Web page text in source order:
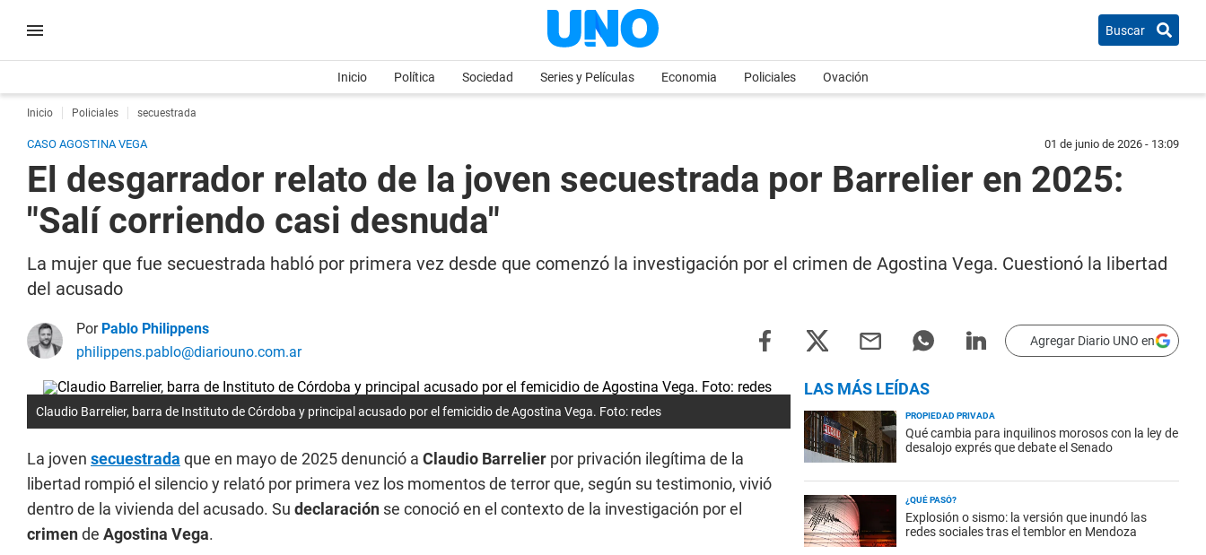
Buscar
Inicio Política Sociedad Series y Películas Economia Policiales Ovación
Inicio Policiales secuestrada
CASO AGOSTINA VEGA 01 de junio de 2026 - 13:09
El desgarrador relato de la joven secuestrada por Barrelier en 2025:
"Salí corriendo casi desnuda"
La mujer que fue secuestrada habló por primera vez desde que comenzó la investigación por el crimen de Agostina Vega. Cuestionó la libertad
del acusado
Por Pablo Philippens
philippens.pablo@diariouno.com.ar
Agregar Diario UNO en
Claudio Barrelier, barra de Instituto de Córdoba y principal acusado por el femicidio de Agostina Vega. Foto: redes
La joven secuestrada que en mayo de 2025 denunció a Claudio Barrelier por privación ilegítima de la
libertad rompió el silencio y relató por primera vez los momentos de terror que, según su testimonio, vivió
dentro de la vivienda del acusado. Su declaración se conoció en el contexto de la investigación por el
crimende Agostina Vega.
LAS MÁS LEÍDAS
PROPIEDAD PRIVADA
Qué cambia para inquilinos morosos con la ley de
desalojo exprés que debate el Senado
¿QUÉ PASÓ?
Explosión o sismo: la versión que inundó las
redes sociales tras el temblor en Mendoza